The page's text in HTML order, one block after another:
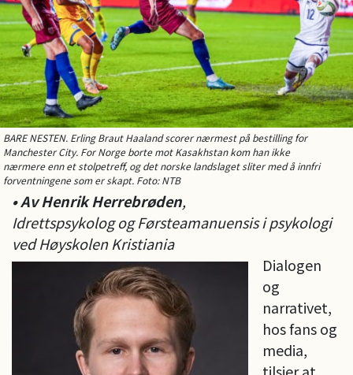
BARE NESTEN. Erling Braut Haaland scorer nærmest på bestilling for
Manchester City. For Norge borte mot Kasakhstan kom han ikke
nærmere enn et stolpetreff, og det norske landslaget sliter med å innfri
forventningene som er skapt. Foto: NTB
• Av Henrik Herrebrøden,
Idrettspsykolog og Førsteamanuensis i psykologi
ved Høyskolen Kristiania
Dialogen
og
narrativet,
hos fans og
media,